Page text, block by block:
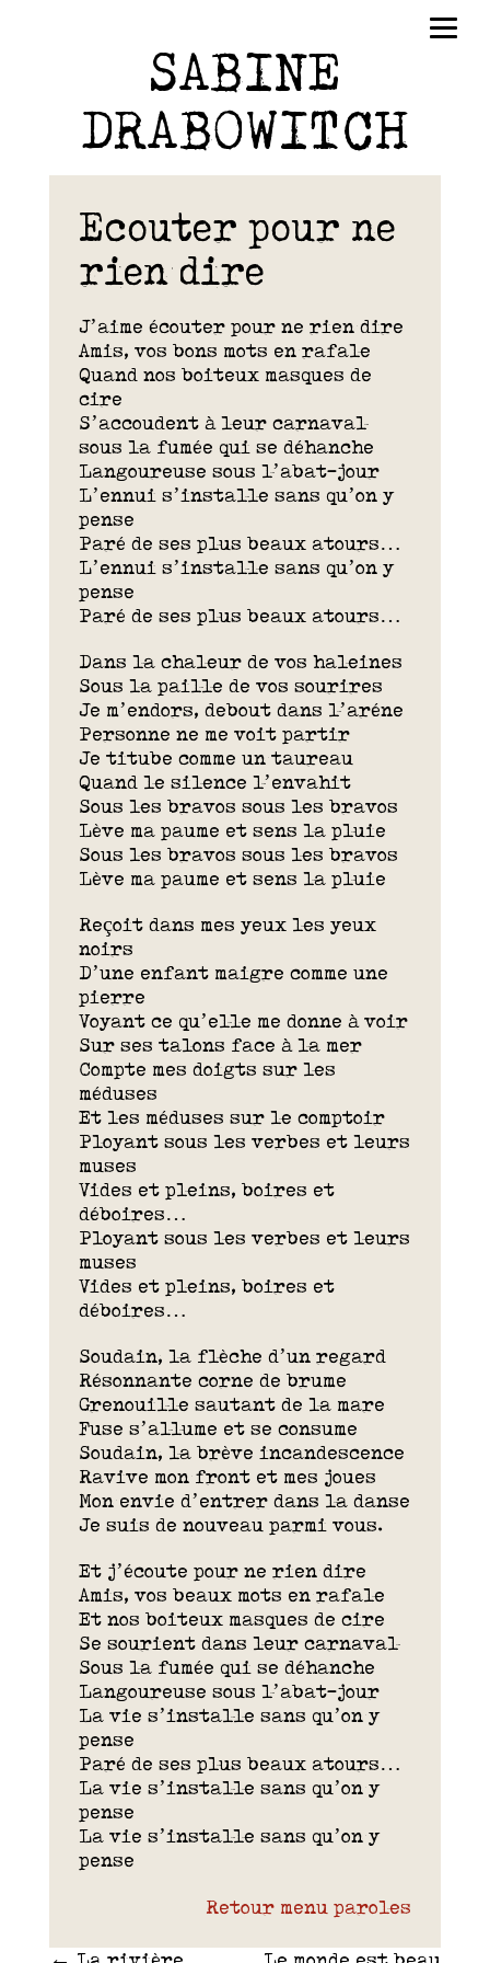
SABINE
DRABOWITCH
Ecouter pour ne
rien dire
J’aime écouter pour ne rien dire
Amis, vos bons mots en rafale
Quand nos boiteux masques de
cire
S’accoudent à leur carnaval
sous la fumée qui se déhanche
Langoureuse sous l’abat-jour
L’ennui s’installe sans qu’on y
pense
Paré de ses plus beaux atours…
L’ennui s’installe sans qu’on y
pense
Paré de ses plus beaux atours…
Dans la chaleur de vos haleines
Sous la paille de vos sourires
Je m’endors, debout dans l’aréne
Personne ne me voit partir
Je titube comme un taureau
Quand le silence l’envahit
Sous les bravos sous les bravos
Lève ma paume et sens la pluie
Sous les bravos sous les bravos
Lève ma paume et sens la pluie
Reçoit dans mes yeux les yeux
noirs
D’une enfant maigre comme une
pierre
Voyant ce qu’elle me donne à voir
Sur ses talons face à la mer
Compte mes doigts sur les
méduses
Et les méduses sur le comptoir
Ployant sous les verbes et leurs
muses
Vides et pleins, boires et
déboires…
Ployant sous les verbes et leurs
muses
Vides et pleins, boires et
déboires…
Soudain, la flèche d’un regard
Résonnante corne de brume
Grenouille sautant de la mare
Fuse s’allume et se consume
Soudain, la brève incandescence
Ravive mon front et mes joues
Mon envie d’entrer dans la danse
Je suis de nouveau parmi vous.
Et j’écoute pour ne rien dire
Amis, vos beaux mots en rafale
Et nos boiteux masques de cire
Se sourient dans leur carnaval
Sous la fumée qui se déhanche
Langoureuse sous l’abat-jour
La vie s’installe sans qu’on y
pense
Paré de ses plus beaux atours…
La vie s’installe sans qu’on y
pense
La vie s’installe sans qu’on y
pense
Retour menu paroles